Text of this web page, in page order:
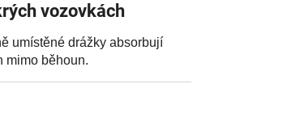
vozovkách
umístěné drážky absorbují
mimo běhoun.